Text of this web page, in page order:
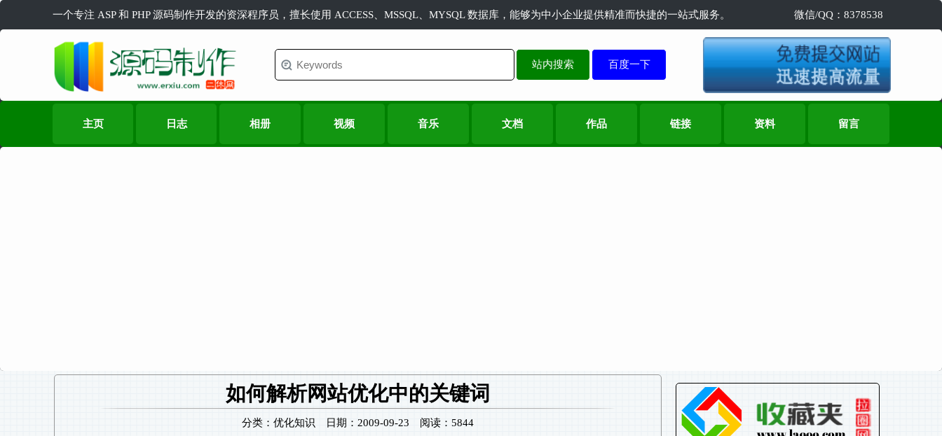
一个专注 ASP 和 PHP 源码制作开发的资深程序员，擅长使用 ACCESS、MSSQL、MYSQL 数据库，能够为中小企业提供精准而快捷的一站式服务。 微信/QQ：8378538
站内搜索
主页 日志 相册 视频 音乐 文档 作品 链接 资料 留言
如何解析网站优化中的关键词
分类：优化知识 日期：2009-09-23 阅读：5844